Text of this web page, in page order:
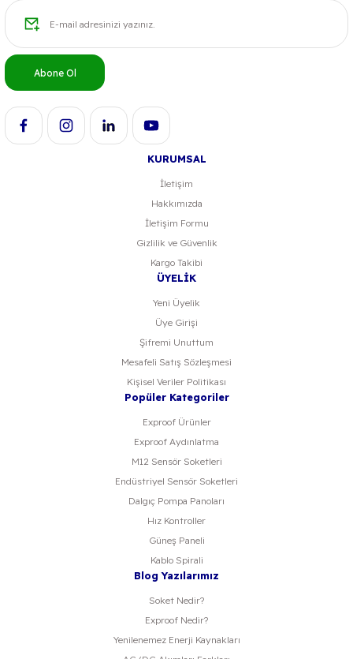
Abone Ol
KURUMSAL
İletişim
Hakkımızda
İletişim Formu
Gizlilik ve Güvenlik
Kargo Takibi
ÜYELİK
Yeni Üyelik
Üye Girişi
Şifremi Unuttum
Mesafeli Satış Sözleşmesi
Kişisel Veriler Politikası
Popüler Kategoriler
Exproof Ürünler
Exproof Aydınlatma
M12 Sensör Soketleri
Endüstriyel Sensör Soketleri
Dalgıç Pompa Panoları
Hız Kontroller
Güneş Paneli
Kablo Spirali
Blog Yazılarımız
Soket Nedir?
Exproof Nedir?
Yenilenemez Enerji Kaynakları